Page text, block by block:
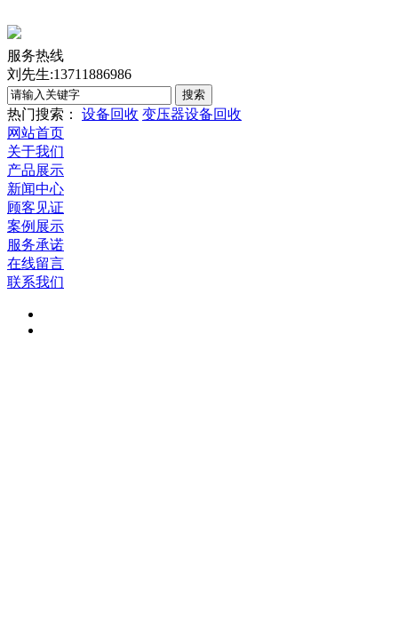
服务热线
刘先生:13711886986
热门搜索： 设备回收 变压器设备回收
网站首页
关于我们
产品展示
新闻中心
顾客见证
案例展示
服务承诺
在线留言
联系我们